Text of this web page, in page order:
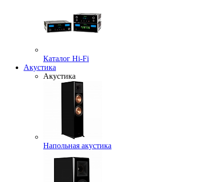
Каталог Hi-Fi
Акустика
Акустика
Напольная акустика